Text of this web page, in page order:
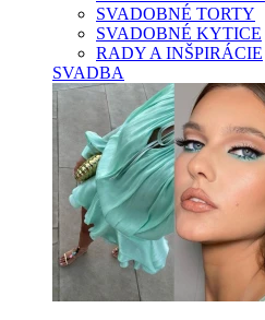
SVADOBNÉ TORTY
SVADOBNÉ KYTICE
RADY A INŠPIRÁCIE
SVADBA